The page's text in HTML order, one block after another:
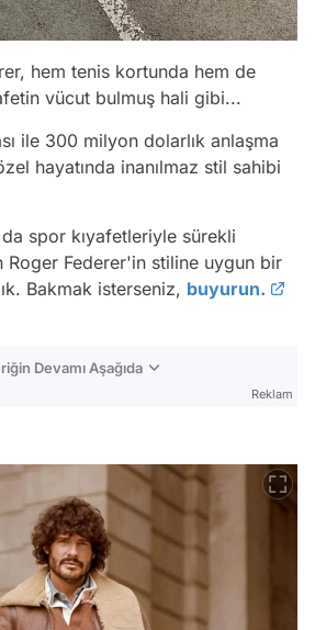
hem tenis kortunda hem de
vücut bulmuş hali gibi...
ile 300 milyon dolarlık anlaşma
hayatında inanılmaz stil sahibi
spor kıyafetleriyle sürekli
Roger Federer'in stiline uygun bir
Bakmak isterseniz, buyurun.
Devamı Aşağıda
Reklam